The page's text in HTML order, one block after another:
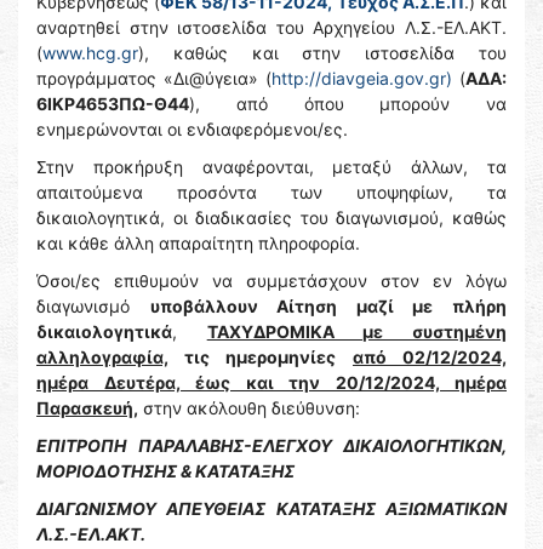
αναρτηθεί στην ιστοσελίδα του Αρχηγείου Λ.Σ.-ΕΛ.ΑΚΤ.
(www.hcg.gr), καθώς και στην ιστοσελίδα του
προγράμματος «Δι@ύγεια» (http://diavgeia.gov.gr) (ΑΔΑ:
6ΙΚΡ4653ΠΩ-Θ44), από όπου μπορούν να
ενημερώνονται οι ενδιαφερόμενοι/ες.
Στην προκήρυξη αναφέρονται, μεταξύ άλλων, τα
απαιτούμενα προσόντα των υποψηφίων, τα
δικαιολογητικά, οι διαδικασίες του διαγωνισμού, καθώς
και κάθε άλλη απαραίτητη πληροφορία.
Όσοι/ες επιθυμούν να συμμετάσχουν στον εν λόγω
διαγωνισμό υποβάλλουν Αίτηση μαζί με πλήρη
δικαιολογητικά, ΤΑΧΥΔΡΟΜΙΚΑ με συστημένη
αλληλογραφία, τις ημερομηνίες
από 02/12/2024,
ημέρα Δευτέρα, έως και την 20/12/2024, ημέρα
Παρασκευή, στην ακόλουθη διεύθυνση:
ΕΠΙΤΡΟΠΗ ΠΑΡΑΛΑΒΗΣ-ΕΛΕΓΧΟΥ ΔΙΚΑΙΟΛΟΓΗΤΙΚΩΝ,
ΜΟΡΙΟΔΟΤΗΣΗΣ & ΚΑΤΑΤΑΞΗΣ
ΔΙΑΓΩΝΙΣΜΟΥ ΑΠΕΥΘΕΙΑΣ ΚΑΤΑΤΑΞΗΣ ΑΞΙΩΜΑΤΙΚΩΝ
Λ.Σ.-ΕΛ.ΑΚΤ.